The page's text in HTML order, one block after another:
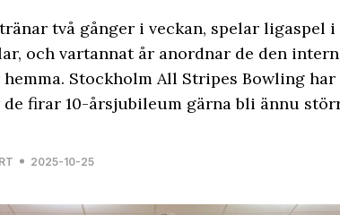
två gånger i veckan, spelar ligaspel
och vartannat år anordnar de den
Stockholm All Stripes Bowling
de firar 10-årsjubileum gärna bli ännu
2025-10-25